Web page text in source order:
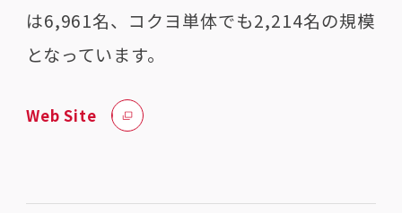
は6,961名、コクヨ単体でも2,214名の規模
となっています。
Web Site